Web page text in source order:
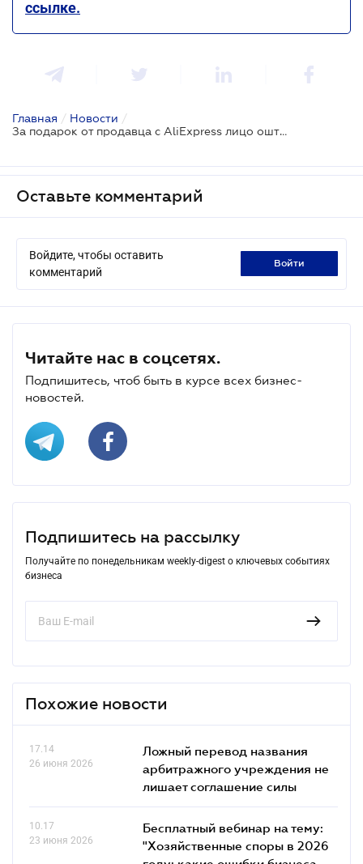
ссылке.
Главная / Новости /
За подарок от продавца с AliExpress лицо оштрафовали на 850 грн: решение суда
Оставьте комментарий
Войдите, чтобы оставить
комментарий
войти
Читайте нас в соцсетях.
Подпишитесь, чтоб быть в курсе всех бизнес-
новостей.
Подпишитесь на рассылку
Получайте по понедельникам weekly-digest о ключевых событиях
бизнеса
Похожие новости
17.14
26 июня 2026
Ложный перевод названия
арбитражного учреждения не
лишает соглашение силы
10.17
23 июня 2026
Бесплатный вебинар на тему:
"Хозяйственные споры в 2026